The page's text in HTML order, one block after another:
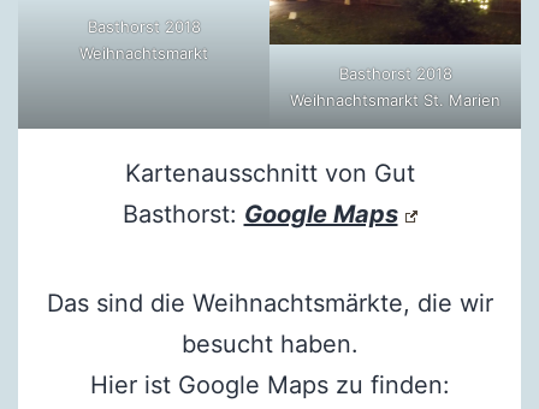
Basthorst 2018
Weihnachtsmarkt
Basthorst 2018
Weihnachtsmarkt St. Marien
Kartenausschnitt von Gut
Basthorst: Google Maps
Das sind die Weihnachtsmärkte, die wir
besucht haben.
Hier ist Google Maps zu finden: